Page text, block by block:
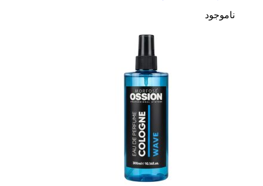
ناموجود